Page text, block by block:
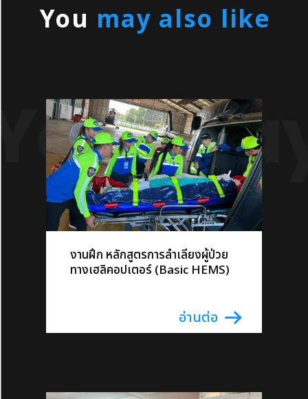
You
งานฝึก หลักสูตรการลำเลียงผู้ป่วย
ทางเฮลิคอปเตอร์ (Basic HEMS)